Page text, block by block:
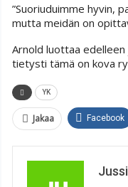
”Suoriuduimme hyvin,
mutta meidän on
Arnold luottaa
tietysti tämä on kova
YK
Jakaa Facebook